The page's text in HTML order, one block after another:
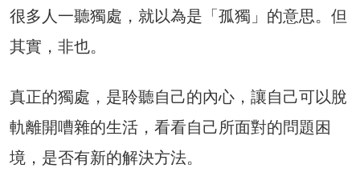
很多人一聽獨處，就以為是「孤獨」的意思。但
其實，非也。
真正的獨處，是聆聽自己的內心，讓自己可以脫
軌離開嘈雜的生活，看看自己所面對的問題困
境，是否有新的解決方法。